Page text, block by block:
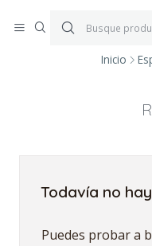
*Aplica condiciones y
Inicio
Todavía no
Puedes probar a